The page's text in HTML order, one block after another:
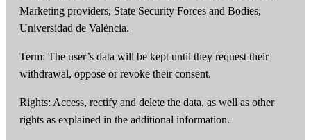
Marketing providers, State Security Forces and Bodies,
Universidad de València.
Term: The user’s data will be kept until they request their
withdrawal, oppose or revoke their consent.
Rights: Access, rectify and delete the data, as well as other
rights as explained in the additional information.